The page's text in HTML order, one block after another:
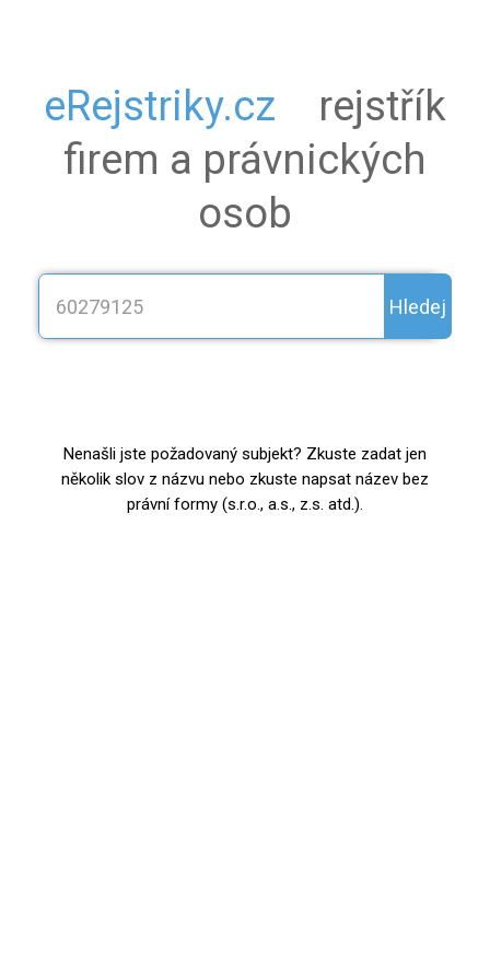
eRejstriky.cz
rejstřík
firem a právnických
osob
Hledej
Nenašli jste požadovaný subjekt? Zkuste zadat jen
několik slov z názvu nebo zkuste napsat název bez
právní formy (s.r.o., a.s., z.s. atd.).